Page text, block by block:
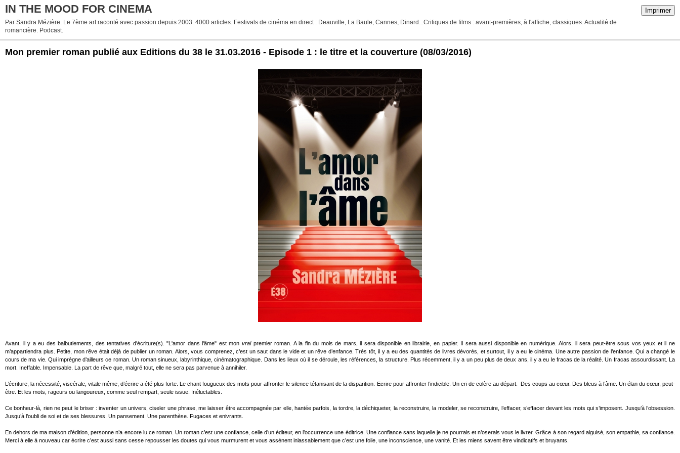
Imprimer
IN THE MOOD FOR CINEMA
Par Sandra Mézière. Le 7ème art raconté avec passion depuis 2003. 4000 articles. Festivals de cinéma en direct : Deauville, La Baule, Cannes, Dinard...Critiques de films : avant-premières, à l'affiche, classiques. Actualité de
romancière. Podcast.
Mon premier roman publié aux Editions du 38 le 31.03.2016 - Episode 1 : le titre et la couverture (08/03/2016)
Avant, il y a eu des balbutiements, des tentatives d'écriture(s). "L'amor dans l'âme" est mon vraipremier roman. A la fin du mois de mars, il sera disponible en librairie, en papier. Il sera aussi disponible en numérique. Alors, il sera peut-être sous vos yeux et il ne
m’appartiendra plus. Petite, mon rêve était déjà de publier un roman. Alors, vous comprenez, c’est un saut dans le vide et un rêve d’enfance. Très tôt, il y a eu des quantités de livres dévorés, et surtout, il y a eu le cinéma. Une autre passion de l’enfance. Qui a changé le
cours de ma vie. Qui imprègne d’ailleurs ce roman. Un roman sinueux, labyrinthique, cinématographique. Dans les lieux où il se déroule, les références, la structure. Plus récemment, il y a un peu plus de deux ans, il y a eu le fracas de la réalité. Un fracas assourdissant. La
mort. Ineffable. Impensable. La part de rêve que, malgré tout, elle ne sera pas parvenue à annihiler.
L’écriture, la nécessité, viscérale, vitale même, d’écrire a été plus forte. Le chant fougueux des mots pour affronter le silence tétanisant de la disparition. Ecrire pour affronter l’indicible. Un cri de colère au départ. Des coups au cœur. Des bleus à l’âme. Un élan du cœur, peut-
être. Et les mots, rageurs ou langoureux, comme seul rempart, seule issue. Inéluctables.
Ce bonheur-là, rien ne peut le briser : inventer un univers, ciseler une phrase, me laisser être accompagnée par elle, hantée parfois, la tordre, la déchiqueter, la reconstruire, la modeler, se reconstruire, l’effacer, s’effacer devant les mots qui s’imposent. Jusqu’à l’obsession.
Jusqu’à l’oubli de soi et de ses blessures. Un pansement. Une parenthèse. Fugaces et enivrants.
En dehors de ma maison d’édition, personne n’a encore lu ce roman. Un roman c’est une confiance, celle d’un éditeur, en l’occurrence une éditrice. Une confiance sans laquelle je ne pourrais et n’oserais vous le livrer. Grâce à son regard aiguisé, son empathie, sa confiance.
Merci à elle à nouveau car écrire c’est aussi sans cesse repousser les doutes qui vous murmurent et vous assènent inlassablement que c’est une folie, une inconscience, une vanité. Et les miens savent être vindicatifs et bruyants.